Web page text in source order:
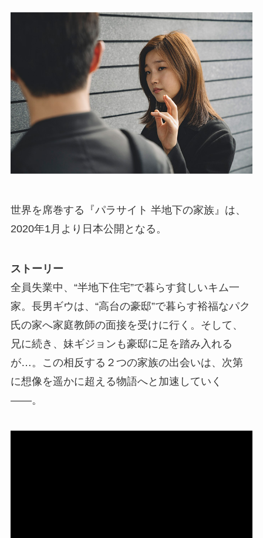
世界を席巻する『パラサイト 半地下の家族』は、
2020年1月より日本公開となる。
ストーリー
全員失業中、“半地下住宅”で暮らす貧しいキム一
家。長男ギウは、“高台の豪邸”で暮らす裕福なパク
氏の家へ家庭教師の面接を受けに行く。そして、
兄に続き、妹ギジョンも豪邸に足を踏み入れる
が…。この相反する２つの家族の出会いは、次第
に想像を遥かに超える物語へと加速していく
――。